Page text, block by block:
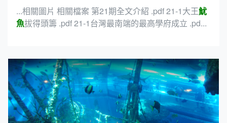
...相關圖片 相關檔案 第21期全文介紹 .pdf 21-1大王魷
魚拔得頭籌 .pdf 21-1台灣最南端的最高學府成立 .pd...